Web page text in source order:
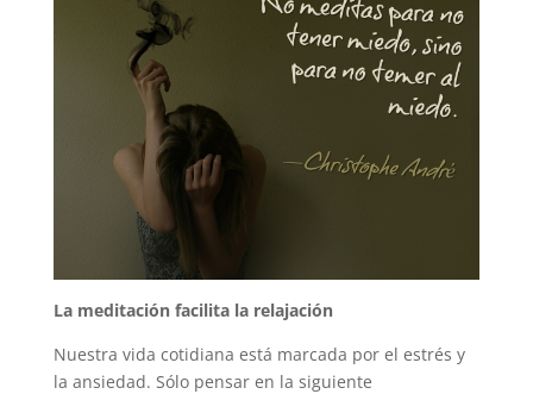
La meditación facilita la relajación
Nuestra vida cotidiana está marcada por el estrés y
la ansiedad. Sólo pensar en la siguiente